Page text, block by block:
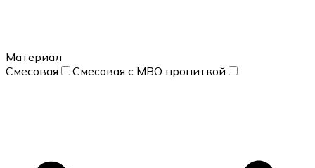
Материал
Смесовая
Смесовая с МВО пропиткой